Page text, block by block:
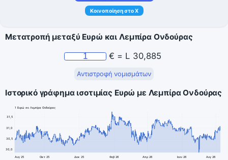
Κοινοποίηση στο X
Μετατροπή μεταξύ Ευρώ και Λεμπίρα Ονδούρας
€ = L 30,885
Αντιστροφή νομισμάτων
Ιστορικό γράφημα ισοτιμίας Ευρώ με Λεμπίρα Ονδούρας
30,0
30,5
31,0
31,5
Αυγ 25 Οκτ 25 Δεκ 25 Φεβ 26 Απρ 26 Ιουν 26 Αυγ 26
1 Ευρώ σε Λεμπίρα Ονδούρας